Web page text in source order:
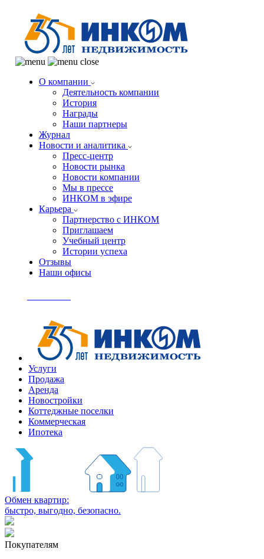
О компании
Деятельность компании
История
Награды
Наши партнеры
Журнал
Новости и аналитика
Пресс-центр
Новости рынка
Новости компании
Мы в прессе
ИНКОМ в эфире
Карьера
Партнерство с ИНКОМ
Приглашаем
Учебный центр
Истории успеха
Отзывы
Наши офисы
Услуги
Продажа
Аренда
Новостройки
Коттеджные поселки
Коммерческая
Ипотека
Обмен квартир:
быстро, выгодно, безопасно.
Покупателям